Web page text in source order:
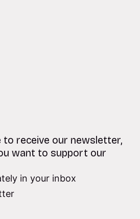
receive our newsletter,
want to support our
in your inbox